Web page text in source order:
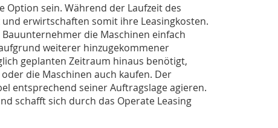
Option sein. Während der Laufzeit des
erwirtschaften somit ihre Leasingkosten.
die Maschinen einfach
weiterer hinzugekommener
geplanten Zeitraum hinaus benötigt,
die Maschinen auch kaufen. Der
entsprechend seiner Auftragslage agieren.
schafft sich durch das Operate Leasing